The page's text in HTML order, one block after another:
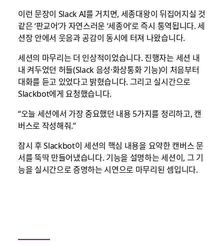
이런 문장이 Slack AI를 거치면, 세종대왕이 뒤집어지실 것
같은 ‘판교어’가 자연스러운 ‘세종어’로 즉시 통역됩니다. 세
션장 안에서 웃음과 공감이 동시에 터져 나왔습니다.
세션의 마무리는 더 인상적이었습니다. 진행자는 세션 내
내 켜두었던 허들(Slack 음성·화상통화 기능)이 처음부터
대화를 듣고 있었다고 밝혔습니다. 그리고 실시간으로
Slackbot에게 요청했습니다.
“오늘 세션에서 가장 중요했던 내용 5가지를 정리하고, 캔
버스로 작성해줘.”
잠시 후 Slackbot이 세션의 핵심 내용을 요약한 캔버스 문
서를 뚝딱 만들어냈습니다. 기능을 설명하는 세션이, 그 기
능을 실시간으로 증명하는 시연으로 마무리된 셈입니다.